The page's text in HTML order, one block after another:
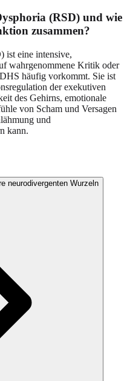
(RSD) und wie
zusammen?
ist eine intensive,
wahrgenommene Kritik oder
häufig vorkommt. Sie ist
der exekutiven
des Gehirns, emotionale
von Scham und Versagen
und
kann.
neurodivergenten Wurzeln